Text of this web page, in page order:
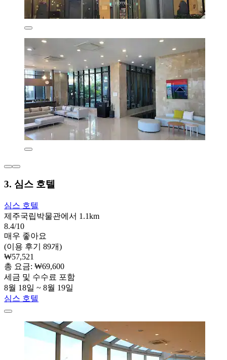
3. 심스 호텔
심스 호텔
제주국립박물관에서 1.1km
8.4/10
매우 좋아요
(이용 후기 89개)
₩57,521
총 요금: ₩69,600
세금 및 수수료 포함
8월 18일 ~ 8월 19일
심스 호텔